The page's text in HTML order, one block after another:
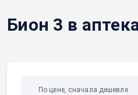
Бион 3 в
По цене, сначала дешевле